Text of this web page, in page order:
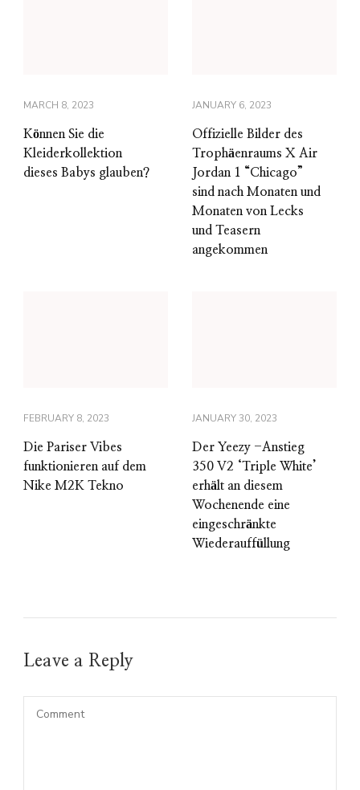
MARCH 8, 2023
Können Sie die
Kleiderkollektion
dieses Babys glauben?
JANUARY 6, 2023
Offizielle Bilder des
Trophäenraums X Air
Jordan 1 “Chicago”
sind nach Monaten und
Monaten von Lecks
und Teasern
angekommen
FEBRUARY 8, 2023
Die Pariser Vibes
funktionieren auf dem
Nike M2K Tekno
JANUARY 30, 2023
Der Yeezy -Anstieg
350 V2 ‘Triple White’
erhält an diesem
Wochenende eine
eingeschränkte
Wiederauffüllung
Leave a Reply